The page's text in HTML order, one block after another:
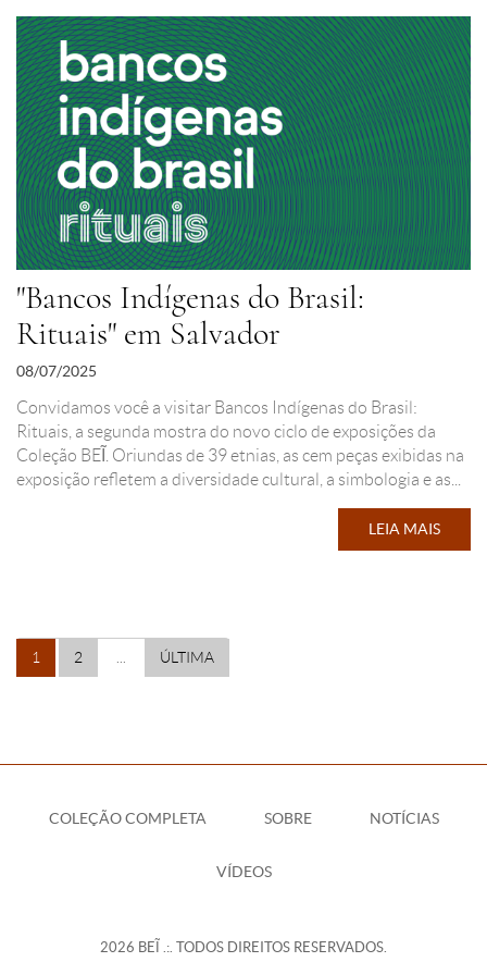
"Bancos Indígenas do Brasil:
Rituais" em Salvador
08/07/2025
Convidamos você a visitar Bancos Indígenas do Brasil:
Rituais, a segunda mostra do novo ciclo de exposições da
Coleção BEĨ. Oriundas de 39 etnias, as cem peças exibidas na
exposição refletem a diversidade cultural, a simbologia e as...
LEIA MAIS
1 2 ... ÚLTIMA
COLEÇÃO COMPLETA SOBRE NOTÍCIAS
VÍDEOS
2026 BEĨ .:. TODOS DIREITOS RESERVADOS.